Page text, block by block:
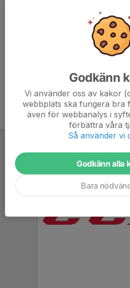
Godkänn
Vi använder oss av kakor
webbplats ska fungera bra
även för webbanalys i
förbättra våra
Så använder vi
Godkänn alla
Bara